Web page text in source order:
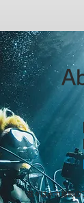
我々は水中撮影の